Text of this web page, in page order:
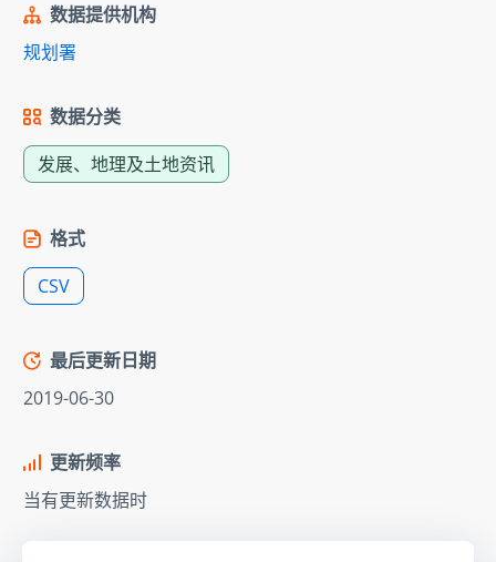
数据提供机构
规划署
数据分类
发展、地理及土地资讯
格式
CSV
最后更新日期
2019-06-30
更新频率
当有更新数据时